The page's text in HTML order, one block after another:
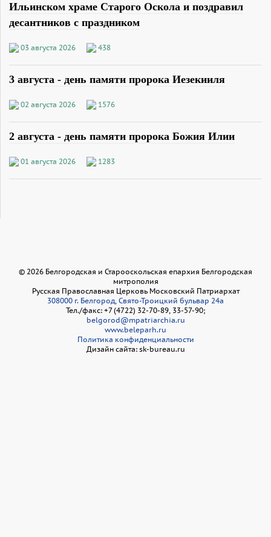
Ильинском храме Старого Оскола и поздравил
десантников с праздником
03 августа 2026 438
3 августа - день памяти пророка Иезекииля
02 августа 2026 1576
2 августа - день памяти пророка Божия Илии
01 августа 2026 1283
© 2026 Белгородская и Старооскольская епархия Белгородская
митрополия
Русская Православная Церковь Московский Патриархат
308000 г. Белгород, Свято-Троицкий бульвар 24а
Тел./факс: +7 (4722) 32-70-89, 33-57-90;
belgorod@mpatriarchia.ru
www.beleparh.ru
Политика конфиденциальности
Дизайн сайта: sk-bureau.ru